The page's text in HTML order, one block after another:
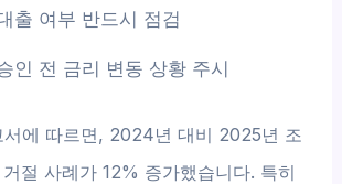
출 여부 반드시 점검
인 전 금리 변동 상황 주시
서에 따르면, 2024년 대비 2025년 조
절 사례가 12% 증가했습니다. 특히